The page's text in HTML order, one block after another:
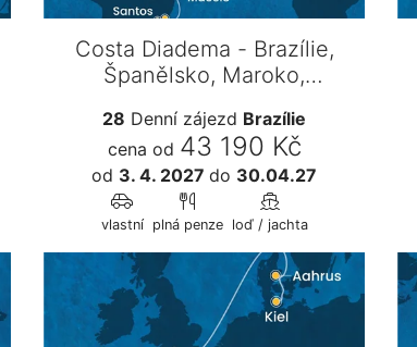
Costa Diadema - Brazílie,
Španělsko, Maroko,
28 Denní zájezd Brazílie
cena od 43 190 Kč
od 3. 4. 2027 do 30.04.27
vlastní plná penze loď / jachta